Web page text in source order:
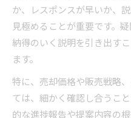
か、レスポンスが早いか、
見極めることが重要です。
納得のいく説明を引き出す
ます。
特に、売却価格や販売戦略
ては、細かく確認し合うこ
的な進捗報告や提案内容の